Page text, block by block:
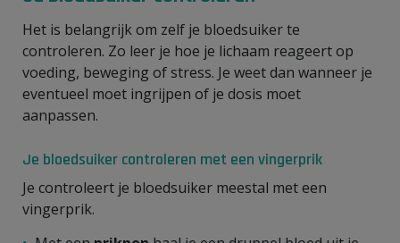
Het is belangrijk om zelf je bloedsuiker te
controleren. Zo leer je hoe je lichaam reageert op
voeding, beweging of stress. Je weet dan wanneer je
eventueel moet ingrijpen of je dosis moet
aanpassen.
Je bloedsuiker controleren met een vingerprik
Je controleert je bloedsuiker meestal met een
vingerprik.